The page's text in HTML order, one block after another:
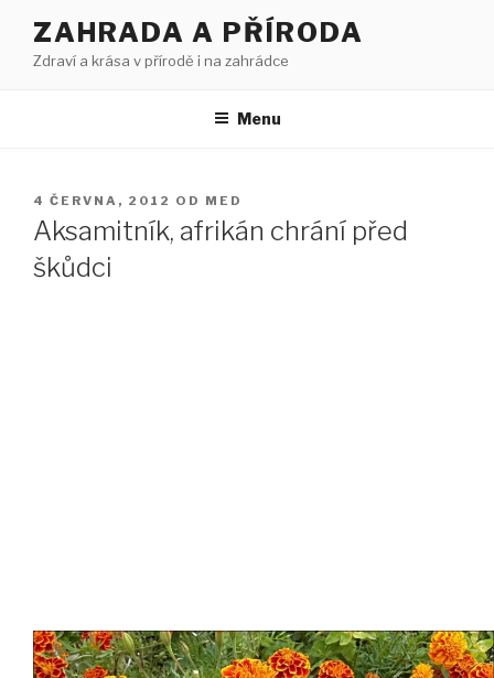
obsahu
ZAHRADA A PŘÍRODA
Zdraví a krása v přírodě i na zahrádce
Menu
PUBLIKOVÁNO
4 ČERVNA, 2012 OD MED
Aksamitník, afrikán chrání před
škůdci